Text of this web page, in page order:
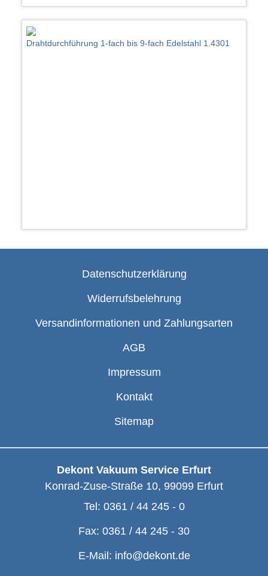
Drahtdurchführung 1-fach bis 9-fach Edelstahl 1.4301
Datenschutzerklärung
Widerrufsbelehrung
Versandinformationen und Zahlungsarten
AGB
Impressum
Kontakt
Sitemap
Dekont Vakuum Service Erfurt
Konrad-Zuse-Straße 10, 99099 Erfurt
Tel: 0361 / 44 245 - 0
Fax: 0361 / 44 245 - 30
E-Mail: info@dekont.de